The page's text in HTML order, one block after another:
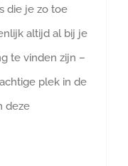
die je zo toe
altijd al bij je
te vinden zijn –
plek in de
deze